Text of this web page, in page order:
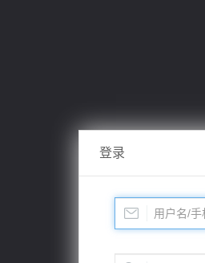
登录